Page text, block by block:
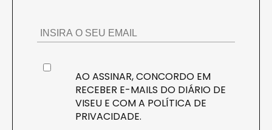
AO ASSINAR, CONCORDO EM
RECEBER E-MAILS DO DIÁRIO DE
VISEU E COM A POLÍTICA DE
PRIVACIDADE.